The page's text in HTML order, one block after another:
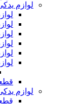
لوازم یدکی گریدر
لوازم یدکی
لوازم یدکی
لوازم یدکی
لوازم یدکی
لوازم یدکی
لوازم یدکی
قطعات
قطعات گریدر
لوازم یدکی بیل
قطعات بیل